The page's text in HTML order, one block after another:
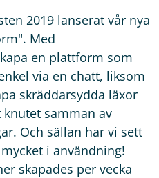
2019 lanserat vår nya
Med
en plattform som
via en chatt, liksom
skräddarsydda läxor
samman av
Och sällan har vi sett
i användning!
skapades per vecka